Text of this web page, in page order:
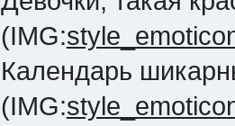
(IMG:
Календарь
(IMG: